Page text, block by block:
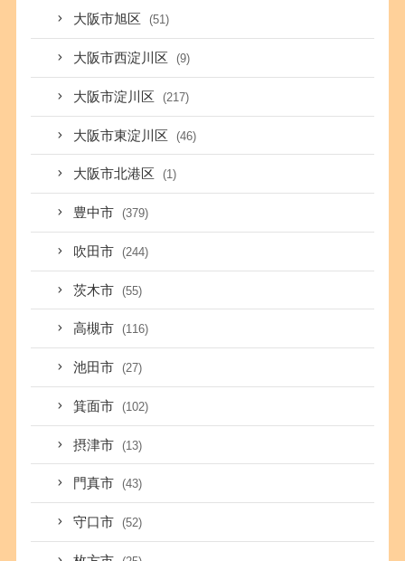
大阪市旭区 (51)
大阪市西淀川区 (9)
大阪市淀川区 (217)
大阪市東淀川区 (46)
大阪市北港区 (1)
豊中市 (379)
吹田市 (244)
茨木市 (55)
高槻市 (116)
池田市 (27)
箕面市 (102)
摂津市 (13)
門真市 (43)
守口市 (52)